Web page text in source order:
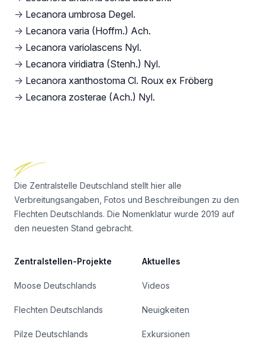
→ Lecanora umbrosa Degel.
→ Lecanora varia (Hoffm.) Ach.
→ Lecanora variolascens Nyl.
→ Lecanora viridiatra (Stenh.) Nyl.
→ Lecanora xanthostoma Cl. Roux ex Fröberg
→ Lecanora zosterae (Ach.) Nyl.
Die Zentralstelle Deutschland stellt hier alle
Verbreitungsangaben, Fotos und Beschreibungen zu den
Flechten Deutschlands. Die Nomenklatur wurde 2019 auf
den neuesten Stand gebracht.
Zentralstellen-Projekte
Moose Deutschlands
Flechten Deutschlands
Pilze Deutschlands
Aktuelles
Videos
Neuigkeiten
Exkursionen